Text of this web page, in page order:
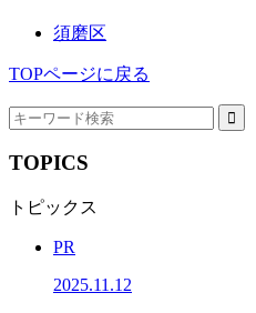
須磨区
TOPページに戻る
TOPICS
トピックス
PR
2025.11.12